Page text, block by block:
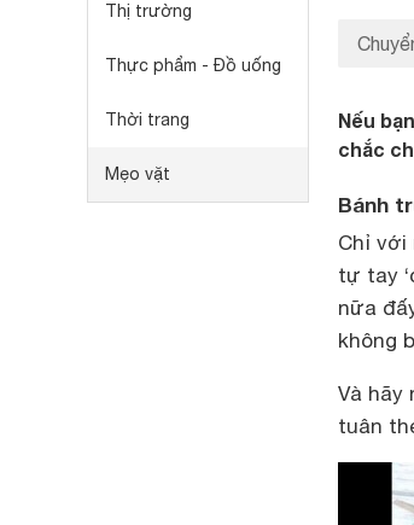
Thị trường
Thực phẩm - Đồ uống
Thời trang
Mẹo vặt
Nếu
chắc
Bánh
Chỉ với
tự tay
nữa
không
Và hãy
tuân